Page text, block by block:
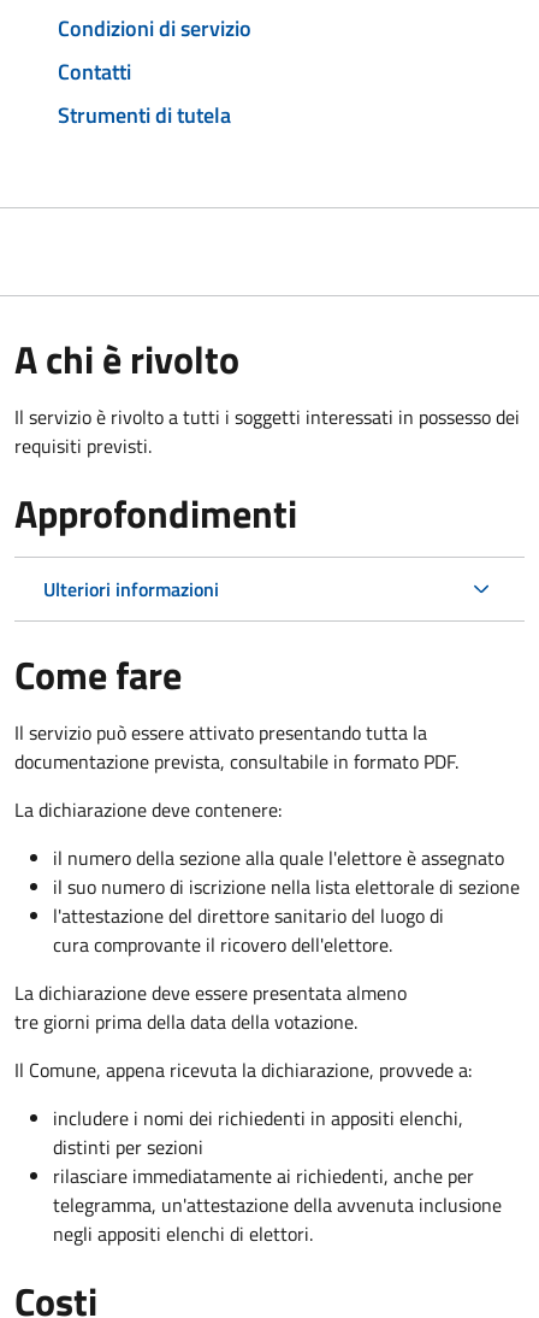
Condizioni di servizio
Contatti
Strumenti di tutela
A chi è rivolto
Il servizio è rivolto a tutti i soggetti interessati in possesso dei
requisiti previsti.
Approfondimenti
Ulteriori informazioni
Come fare
Il servizio può essere attivato presentando tutta la
documentazione prevista, consultabile in formato PDF.
La dichiarazione deve contenere:
il numero della sezione alla quale l'elettore è assegnato
il suo numero di iscrizione nella lista elettorale di sezione
l'attestazione del direttore sanitario del luogo di
cura comprovante il ricovero dell'elettore.
La dichiarazione deve essere presentata almeno
tre giorni prima della data della votazione.
Il Comune, appena ricevuta la dichiarazione, provvede a:
includere i nomi dei richiedenti in appositi elenchi,
distinti per sezioni
rilasciare immediatamente ai richiedenti, anche per
telegramma, un'attestazione della avvenuta inclusione
negli appositi elenchi di elettori.
Costi